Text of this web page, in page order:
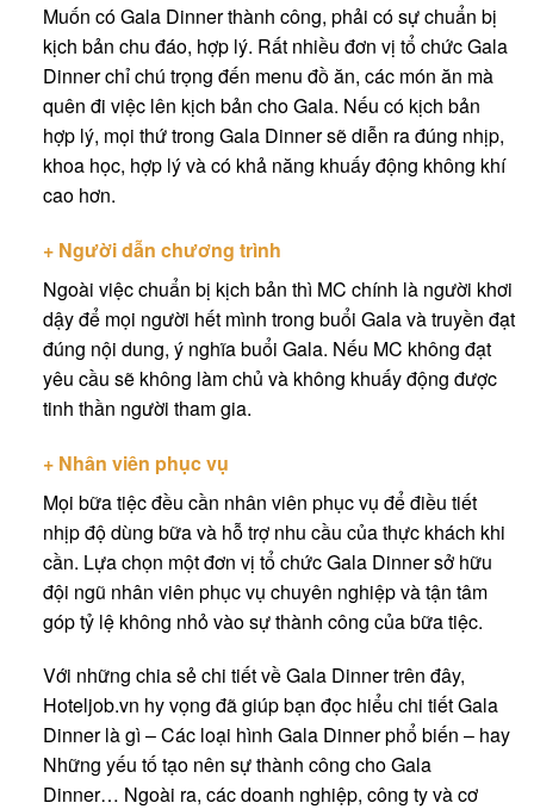
Muốn có Gala Dinner thành công, phải có sự chuẩn bị
kịch bản chu đáo, hợp lý. Rất nhiều đơn vị tổ chức Gala
Dinner chỉ chú trọng đến menu đồ ăn, các món ăn mà
quên đi việc lên kịch bản cho Gala. Nếu có kịch bản
hợp lý, mọi thứ trong Gala Dinner sẽ diễn ra đúng nhịp,
khoa học, hợp lý và có khả năng khuấy động không khí
cao hơn.
+ Người dẫn chương trình
Ngoài việc chuẩn bị kịch bản thì MC chính là người khơi
dậy để mọi người hết mình trong buổi Gala và truyền đạt
đúng nội dung, ý nghĩa buổi Gala. Nếu MC không đạt
yêu cầu sẽ không làm chủ và không khuấy động được
tinh thần người tham gia.
+ Nhân viên phục vụ
Mọi bữa tiệc đều cần nhân viên phục vụ để điều tiết
nhịp độ dùng bữa và hỗ trợ nhu cầu của thực khách khi
cần. Lựa chọn một đơn vị tổ chức Gala Dinner sở hữu
đội ngũ nhân viên phục vụ chuyên nghiệp và tận tâm
góp tỷ lệ không nhỏ vào sự thành công của bữa tiệc.
Với những chia sẻ chi tiết về Gala Dinner trên đây,
Hoteljob.vn hy vọng đã giúp bạn đọc hiểu chi tiết Gala
Dinner là gì – Các loại hình Gala Dinner phổ biến – hay
Những yếu tố tạo nên sự thành công cho Gala
Dinner… Ngoài ra, các doanh nghiệp, công ty và cơ